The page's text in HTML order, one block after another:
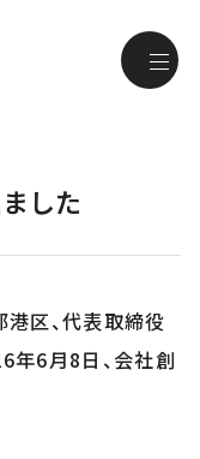
した
港区、代表取締役
年6月8日、会社創